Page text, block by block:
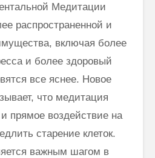
Медитации
распространенной и
включая более
и более здоровый
все яснее. Новое
что медитация
прямое воздействие на
старение клеток.
важным шагом в